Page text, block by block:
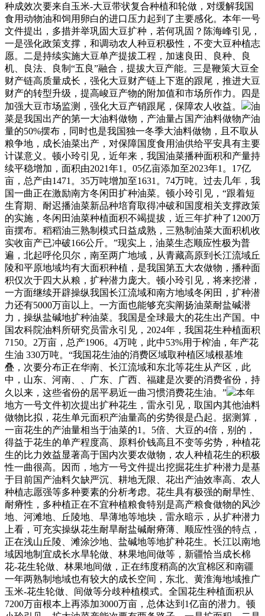
种成效次要来自玉米-大豆带状复合种植和轮做，对缓解我国
食用动物油和饲用卵白的进口压力起到了主要感化。本年一号
文件提出，多措并举巩固大豆扩种，若何巩固？陈海峰引见，
一是强化政策支撑，和调动农人种豆积极性，不变大豆种植志
愿。二是持续实施大豆单产提拔工程，加速良田、良种、良
机、良法、良制“五良”融合，提拔大豆产能。三是鞭策大豆全
财产链高质量成长，强化大豆财产链上下逛的跟尾，推进大豆
财产的转型升级，提高峻豆产物的附加值和市场所作力。四是
加强大豆市场监测，强化大豆产销跟尾，保障农人收益。
油
菜是我国出产的第一大油料做物，产油量占国产油料做物产油
量的50%摆布，同时也是我国独一冬季大油料做物，且不取从
粮争地，成长油菜出产，对保障国度食用油供给平安具有主要
计谋意义。顿小玲引见，近年来，我国油菜播种面积和产量持
续平稳增加，面积由2021年1。05亿亩添加至2023年1。17亿
亩，总产由1471。35万吨增加至1631。74万吨。过去几年，我
国一曲正在激励南方冬闲田扩种油菜。顿小玲引见，“跟着短
生育期、耐迟播油菜新品种培育取得冲破和国度相关支撑政策
的实施，冬闲田油菜种植面积不竭提拔，近三年扩种了1200万
亩摆布。稻稻油三熟制模式日益成熟，三熟制油菜大面积机收
实收亩产已冲破166公斤。”现实上，油菜生态顺应性极为普
遍，北起呼伦贝尔，南至两广地域，从青藏高原到长江流域丘
陵和平原地域均有大面积种植，是我国第五大农做物，播种面
积仅次于四大从粮，扩种潜力庞大。顿小玲引见，将来挖潜，
一方面继续开辟操纵我国长江流域和南方地域冬闲田，扩种潜
力还有5000万亩以上。一方面也能够充实阐扬油菜耐盐碱潜
力，操纵盐碱地扩种油菜。我国是全球最大的花生出产国。中
国农科院油料所研究员雷永引见，2024年，我国花生种植面积
7150。2万亩，总产1906。4万吨，此中53%用于榨油，年产花
生油 330万吨。“我国花生油的消费区域取种植区域根基堆
叠，次要分布正在华南、长江流域和东北等花生从产区，此
中，山东、河南、、广东、广西、福建是次要的消费省份，持
久以来，这些省份的居平易近一曲习惯消费花生油。”
本年
地方一号文件初次提出扩种花生，雷永引见，取国内其他油料
做物比拟，花生单元面积产油量高的劣势很是凸起。据测算，
一亩花生的产油量相当于油菜的1。5倍、大豆的4倍，别的，
得益于花生的单产程度高、原料价钱高且不变等劣势，种植花
生的比力效益显著高于国内次要农做物，农人种植花生的积极
性一曲很高。因而，地方一号文件提出挖掘花生扩种潜力是基
于目前国产油料欠缺严沉、耕地无限、花出产油效率高、农人
种植志愿强等多种要素的分析考虑。花生具有极强的耐旱性、
耐瘠性，多种植正在不宜种植粮食特别是高产粮食做物的风沙
地、河滩地、丘陵地、旱薄地等地块，雷永暗示，从扩种潜力
上看，可充实操纵花生耐旱耐盐碱耐瘠薄、顺应性强的特点，
正在浅山丘陵、滩涂沙地、盐碱地等地扩种花生。长江以南地
域因地制宜成长水旱轮做、林果地间做等，新疆恰当成长棉
花-花生轮做、林果地间做，正在纬度稍高的次宜棉区和南疆
一年两熟制地域也有较大的成长空间，东北、黄淮海地域推广
玉米-花生轮做、间做等分歧种植模式。全国花生种植面积从
7200万亩根本上再添加3000万亩，总体达到1亿亩的潜力。顿